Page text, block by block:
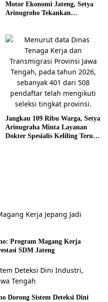
Motor Ekonomi Jateng, Setya
Arinugroho Tekankan
Jangkau 109 Ribu Warga, Setya
Arinugraha Minta Layanan
Dokter Spesialis Keliling Terus
Program Magang Kerja
SDM Jateng
Dorong Sistem Deteksi Dini